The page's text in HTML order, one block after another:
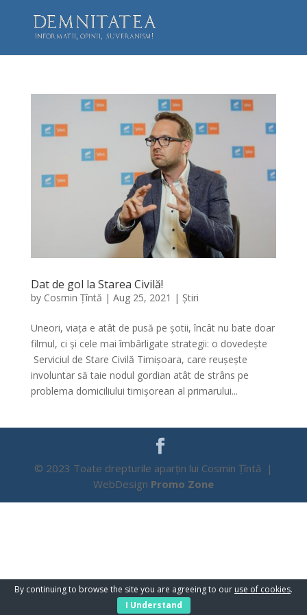
Dat de gol la Starea Civilă!
by Cosmin Țîntă | Aug 25, 2021 | Știri
Uneori, viața e atât de pusă pe șotii, încât nu bate doar
filmul, ci și cele mai îmbârligate strategii: o dovedește
Serviciul de Stare Civilă Timișoara, care reușește
involuntar să taie nodul gordian atât de strâns pe
problema domiciliului timișorean al primarului...
© 2023 Toate drepturile aparțin lui Cosmin Țîntă |
WebDesign Promo Zone
By continuing to browse the site you are agreeing to our use of cookies.
I Understand